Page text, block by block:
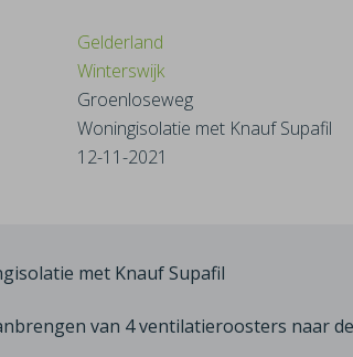
Gelderland
Winterswijk
Groenloseweg
Woningisolatie met Knauf Supafil
12-11-2021
met Knauf Supafil
van 4 ventilatieroosters naar